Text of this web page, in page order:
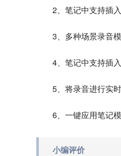
2、笔记中支持插
3、多种场景录音
4、笔记中支持插
5、将录音进行实
6、一键应用笔记
小编评价